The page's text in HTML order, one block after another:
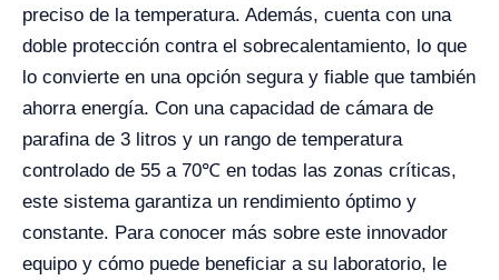
preciso de la temperatura. Además, cuenta con una
doble protección contra el sobrecalentamiento, lo que
lo convierte en una opción segura y fiable que también
ahorra energía. Con una capacidad de cámara de
parafina de 3 litros y un rango de temperatura
controlado de 55 a 70℃ en todas las zonas críticas,
este sistema garantiza un rendimiento óptimo y
constante. Para conocer más sobre este innovador
equipo y cómo puede beneficiar a su laboratorio, le